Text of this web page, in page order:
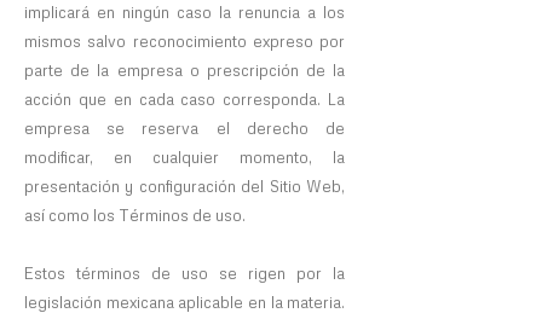
implicará en ningún caso la renuncia a los
mismos salvo reconocimiento expreso por
parte de la empresa o prescripción de la
acción que en cada caso corresponda. La
empresa se reserva el derecho de
modificar, en cualquier momento, la
presentación y configuración del Sitio Web,
así como los Términos de uso.
Estos términos de uso se rigen por la
legislación mexicana aplicable en la materia.